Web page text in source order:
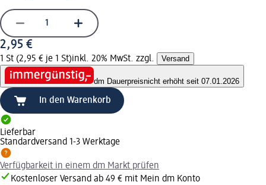
2,95 €
1 St (2,95 € je 1 St)inkl. 20% MwSt. zzgl. Versand
dm Dauerpreisnicht erhöht seit 07.01.2026
In den Warenkorb
Lieferbar
Standardversand 1-3 Werktage
Verfügbarkeit in einem dm Markt prüfen
Kostenloser Versand ab 49 € mit Mein dm Konto